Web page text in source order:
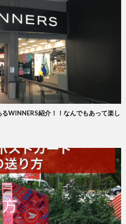
るWINNERS紹介！！なんでもあって楽し